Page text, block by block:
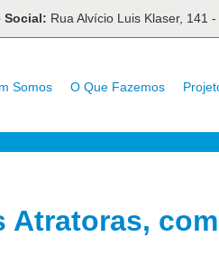
Social: Rua Alvício Luis Klaser, 141
Somos O Que Fazemos
Atratoras, com